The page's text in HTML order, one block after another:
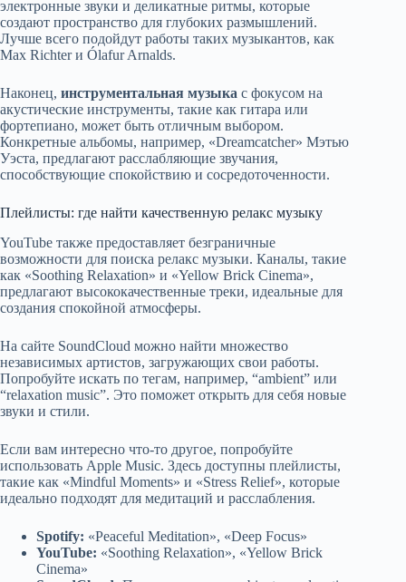
электронные звуки и деликатные ритмы, которые
создают пространство для глубоких размышлений.
Лучше всего подойдут работы таких музыкантов, как
Max Richter и Ólafur Arnalds.
Наконец, инструментальная музыка с фокусом на
акустические инструменты, такие как гитара или
фортепиано, может быть отличным выбором.
Конкретные альбомы, например, «Dreamcatcher» Мэтью
Уэста, предлагают расслабляющие звучания,
способствующие спокойствию и сосредоточенности.
Плейлисты: где найти качественную релакс музыку
YouTube также предоставляет безграничные
возможности для поиска релакс музыки. Каналы, такие
как «Soothing Relaxation» и «Yellow Brick Cinema»,
предлагают высококачественные треки, идеальные для
создания спокойной атмосферы.
На сайте SoundCloud можно найти множество
независимых артистов, загружающих свои работы.
Попробуйте искать по тегам, например, “ambient” или
“relaxation music”. Это поможет открыть для себя новые
звуки и стили.
Если вам интересно что-то другое, попробуйте
использовать Apple Music. Здесь доступны плейлисты,
такие как «Mindful Moments» и «Stress Relief», которые
идеально подходят для медитаций и расслабления.
Spotify: «Peaceful Meditation», «Deep Focus»
YouTube: «Soothing Relaxation», «Yellow Brick
Cinema»